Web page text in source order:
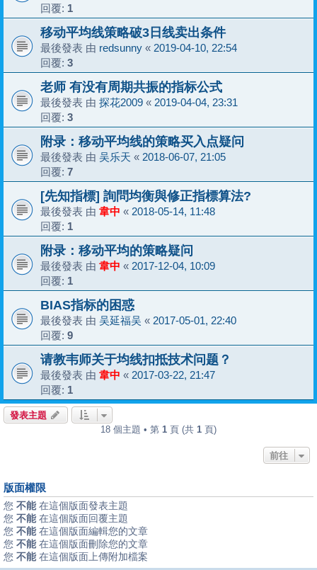
回覆: 1
移动平均线策略破3日线卖出条件
最後發表 由 redsunny « 2019-04-10, 22:54
回覆: 3
老师 有没有周期共振的指标公式
最後發表 由 探花2009 « 2019-04-04, 23:31
回覆: 3
附录：移动平均线的策略买入点疑问
最後發表 由 吴乐天 « 2018-06-07, 21:05
回覆: 7
[先知指標] 詢問均衡與修正指標算法?
最後發表 由 韋中 « 2018-05-14, 11:48
回覆: 1
附录：移动平均的策略疑问
最後發表 由 韋中 « 2017-12-04, 10:09
回覆: 1
BIAS指标的困惑
最後發表 由 吴延福吴 « 2017-05-01, 22:40
回覆: 9
请教韦师关于均线扣抵技术问题？
最後發表 由 韋中 « 2017-03-22, 21:47
回覆: 1
發表主題
18 個主題 • 第 1 頁 (共 1 頁)
前往
版面權限
您 不能在這個版面發表主題
您 不能在這個版面回覆主題
您 不能在這個版面編輯您的文章
您 不能在這個版面刪除您的文章
您 不能在這個版面上傳附加檔案